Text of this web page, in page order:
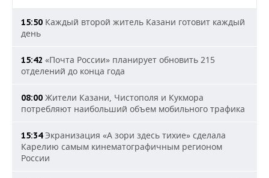
15:50 Каждый второй житель Казани готовит каждый
день
15:42 «Почта России» планирует обновить 215
отделений до конца года
08:00 Жители Казани, Чистополя и Кукмора
потребляют наибольший объем мобильного трафика
15:34Экранизация «А зори здесь тихие» сделала
Карелию самым кинематографичным регионом
России